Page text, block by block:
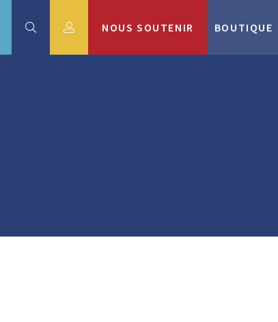
NOUS SOUTENIR BOUTIQUE